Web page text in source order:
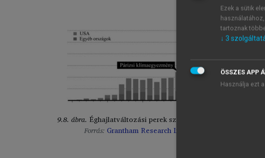
9.8. ábra. Éghajlatváltozási perek száma 2000–2023 között
Forrás: Grantham Research Institute (2024)
Ezek a sütik
tartoznak
↓ 3
ÖSSZES APP
Használja ezt